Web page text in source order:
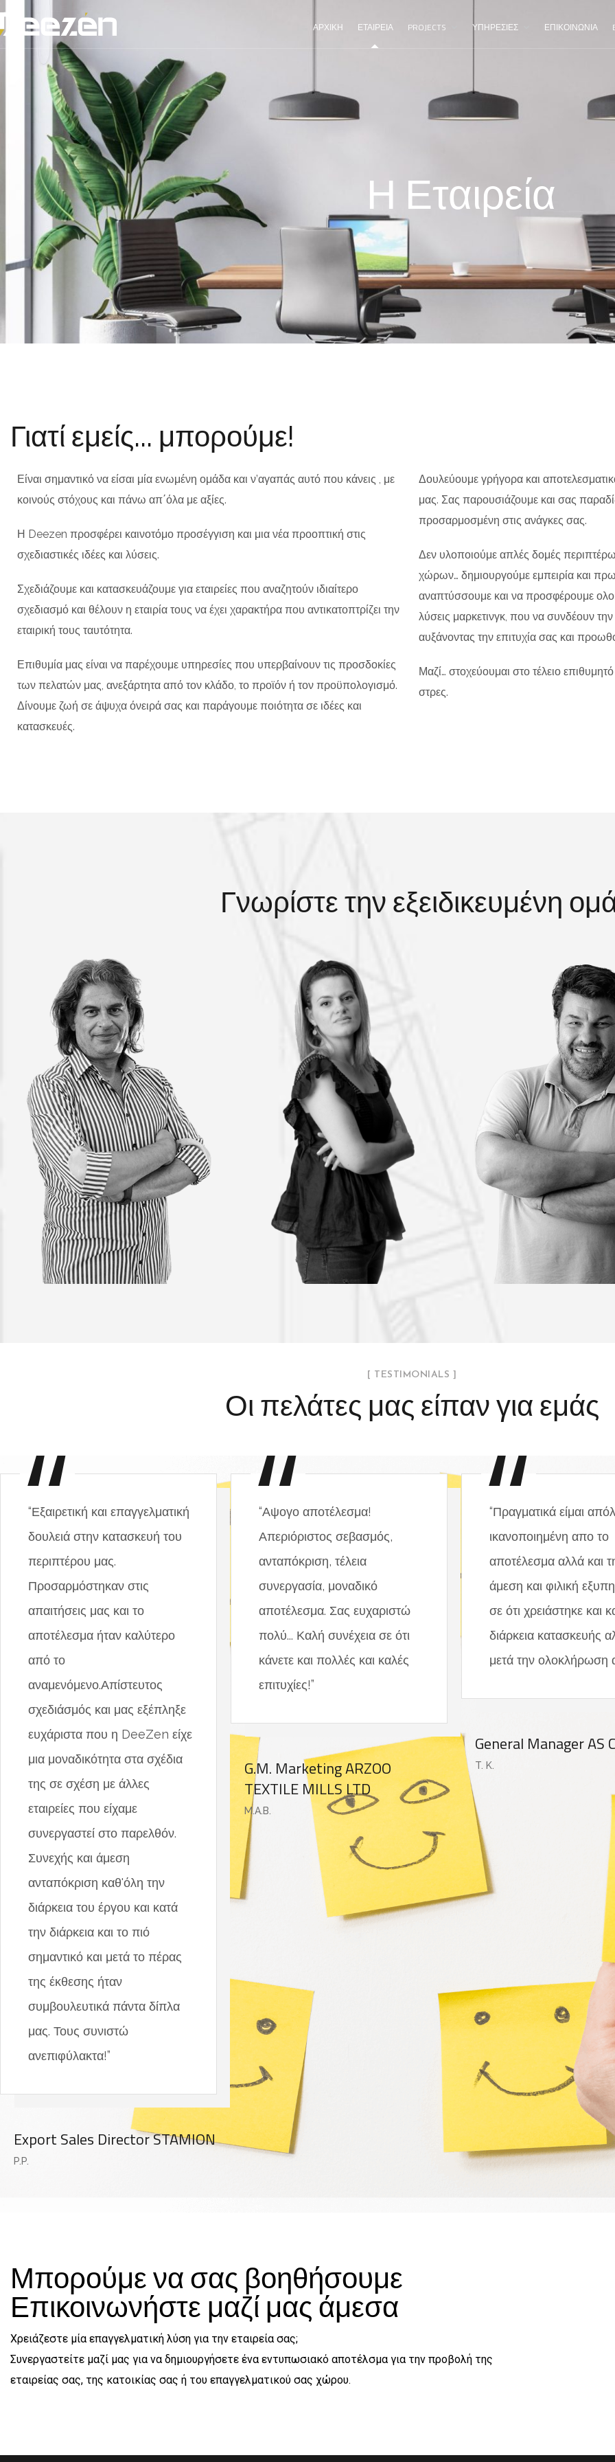
ΑΡΧΙΚΗ ΕΤΑΙΡΕΙΑ PROJECTS ΥΠΗΡΕΣΙΕΣ ΕΠΙΚΟΙΝΩΝΙΑ
Η Εταιρεία
Γιατί εμείς... μπορούμε!
Είναι σημαντικό να είσαι μία ενωμένη ομάδα και ν’αγαπάς αυτό που κάνεις , με
κοινούς στόχους και πάνω απ΄όλα με αξίες.
Η Deezen προσφέρει καινοτόμο προσέγγιση και μια νέα προοπτική στις
σχεδιαστικές ιδέες και λύσεις.
Σχεδιάζουμε και κατασκευάζουμε για εταιρείες που αναζητούν ιδιαίτερο
σχεδιασμό και θέλουν η εταιρία τους να έχει χαρακτήρα που αντικατοπτρίζει την
εταιρική τους ταυτότητα.
Επιθυμία μας είναι να παρέχουμε υπηρεσίες που υπερβαίνουν τις προσδοκίες
των πελατών μας, ανεξάρτητα από τον κλάδο, το προϊόν ή τον προϋπολογισμό.
Δίνουμε ζωή σε άψυχα όνειρά σας και παράγουμε ποιότητα σε ιδέες και
κατασκευές.
Δουλεύουμε γρήγορα και
μας. Σας παρουσιάζουμε και σας
προσαρμοσμένη στις ανάγκες σας.
Δεν υλοποιούμε απλές δομές
χώρων… δημιουργούμε εμπειρία και
αναπτύσσουμε και να προσφέρουμε
λύσεις μαρκετινγκ, που να συνδέουν
αυξάνοντας την επιτυχία σας και
Μαζί… στοχεύουμαι στο τέλειο
στρες.
Γνωρίστε την εξειδικευμένη
ΒΑΣΊΛΗΣ ΖΈΤΑ
[ TESTIMONIALS ]
Οι πελάτες μας είπαν για εμάς
“Εξαιρετική και επαγγελματική
δουλειά στην κατασκευή του
περιπτέρου μας.
Προσαρμόστηκαν στις
απαιτήσεις μας και το
αποτέλεσμα ήταν καλύτερο
από το
αναμενόμενο.Απίστευτος
σχεδιάσμός και μας εξέπληξε
ευχάριστα που η DeeZen είχε
μια μοναδικότητα στα σχέδια
της σε σχέση με άλλες
εταιρείες που είχαμε
συνεργαστεί στο παρελθόν.
Συνεχής και άμεση
ανταπόκριση καθ'όλη την
διάρκεια του έργου και κατά
την διάρκεια και το πιό
σημαντικό και μετά το πέρας
της έκθεσης ήταν
συμβουλευτικά πάντα δίπλα
μας. Τους συνιστώ
ανεπιφύλακτα!”
Export Sales Director STAMION
P.P.
“Αψογο αποτέλεσμα!
Απεριόριστος σεβασμός,
ανταπόκριση, τέλεια
συνεργασία, μοναδικό
αποτέλεσμα. Σας ευχαριστώ
πολύ... Καλή συνέχεια σε ότι
κάνετε και πολλές και καλές
επιτυχίες!”
G.M. Marketing ARZOO
TEXTILE MILLS LTD
M.A.B.
“Πραγματικά είμαι
ικανοποιημένη απο το
αποτέλεσμα αλλά και
άμεση και φιλική
σε ότι χρειάστηκε και
διάρκεια κατασκευής
μετά την ολοκλήρωση
General Manager AS
T. K.
Μπορούμε να σας βοηθήσουμε
Επικοινωνήστε μαζί μας άμεσα
Χρειάζεστε μία επαγγελματική λύση για την εταιρεία σας;
Συνεργαστείτε μαζί μας για να δημιουργήσετε ένα εντυπωσιακό αποτέλσμα για την προβολή της
εταιρείας σας, της κατοικίας σας ή του επαγγελματικού σας χώρου.